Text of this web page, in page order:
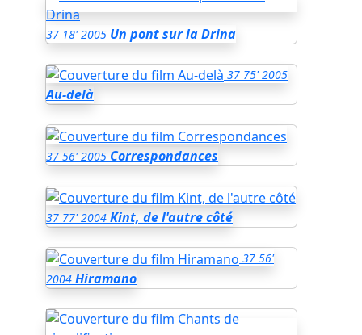
37 18' 2005 Un pont sur la Drina
37 75' 2005
Au-delà
37 56' 2005 Correspondances
37 77' 2004 Kint, de l'autre côté
37 56'
2004 Hiramano